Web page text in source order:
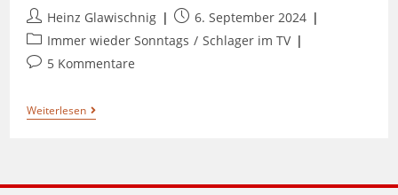
Heinz Glawischnig
6. September 2024
Immer wieder Sonntags / Schlager im TV
5 Kommentare
Weiterlesen